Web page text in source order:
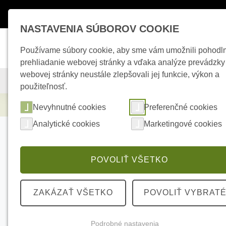
KAMEROVÉ SYSTÉMY ZABEZPEČOVACIE SYSTÉMY
Elektrické kúrenie SATEL MZ-3 CT
NASTAVENIA SÚBOROV COOKIE
Používame súbory cookie, aby sme vám umožnili
prehliadanie webovej stránky a vďaka analýze prevádzky
webovej stránky neustále zlepšovali jej funkcie, výkon a
použiteľnosť.
Nevyhnutné cookies
Preferenčné cookies
Analytické cookies
Marketingové cookies
POVOLIŤ VŠETKO
ZAKÁZAŤ VŠETKO POVOLIŤ VYBRATÉ
Podrobné nastavenia